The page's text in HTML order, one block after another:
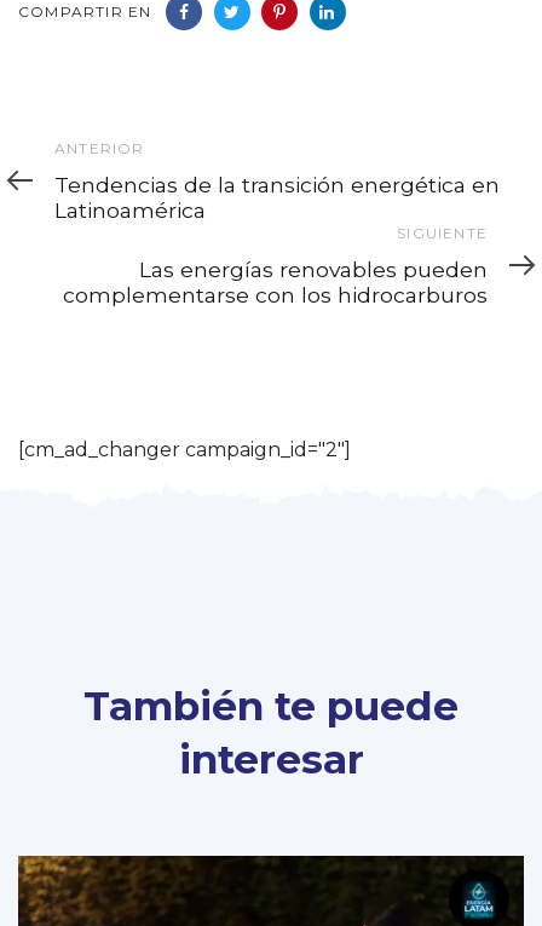
COMPARTIR EN
Anterior
ANTERIOR
Tendencias de la transición energética en
Latinoamérica
SIGUIENTE
Las energías renovables pueden
complementarse con los hidrocarburos
[cm_ad_changer campaign_id="2"]
También te puede
interesar